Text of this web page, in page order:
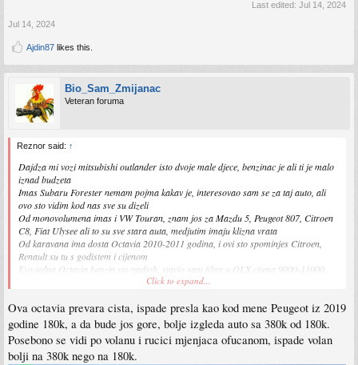
Last edited: Jul 14, 2024
Jul 14, 2024
Ajdin87 likes this.
Bio_Sam_Zmijanac
Veteran foruma
Reznor said: ↑
Dajdza mi vozi mitsubishi outlander isto dvoje male djece, benzinac je ali ti je malo
iznad budzeta
Imas Subaru Forester nemam pojma kakav je, interesovao sam se za taj auto, ali
ovo sto vidim kod nas sve su dizeli
Od monovolumena imas i VW Touran, znam jos za Mazdu 5, Peugeot 807, Citroen
C8, Fiat Ulysee ali to su sve stara auta, medjutim imaju klizna vrata
Od karavana ima dosta Octavia 2010-2011 godina, i ovi sto spominjes Citroen,
Renault su tu s godistem i cijenom
Evo jedna Octavia benzin sto nadjoh, stavio sam filter u OLX cijena 9000-11000,
monovolumen, karavan, kombi, terenac, SUV
https://olx.ba/artikal/62526274
Click to expand...
Ova octavia prevara cista, ispade presla kao kod mene Peugeot iz 2019
godine 180k, a da bude jos gore, bolje izgleda auto sa 380k od 180k.
Posebono se vidi po volanu i rucici mjenjaca ofucanom, ispade volan
bolji na 380k nego na 180k.